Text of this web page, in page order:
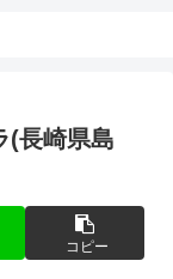
(長崎県島
コピー